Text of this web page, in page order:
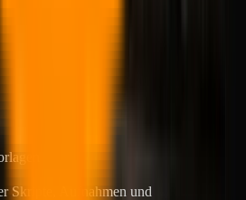
Prozessdesign ab, nicht
auch entscheiden, die Ergebnisse
nicht über Folgendes verfügen:
Skripte, Aufnahmen und